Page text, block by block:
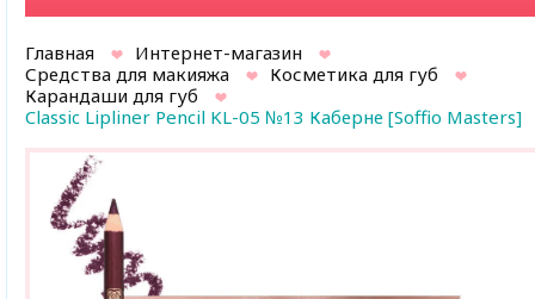
Главная
Интернет-магазин
Средства для макияжа
Косметика для губ
Карандаши для губ
Classic Lipliner Pencil KL-05 №13 Каберне [Soffio Masters]